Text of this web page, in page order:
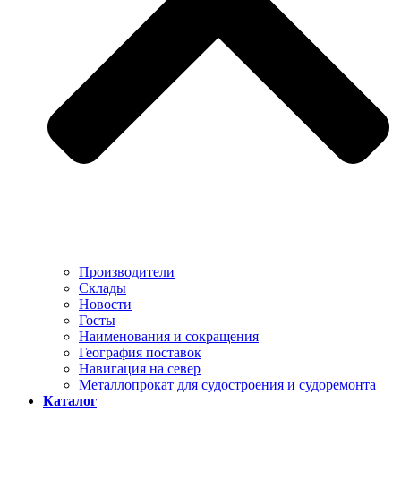
Производители
Склады
Новости
Госты
Наименования и сокращения
География поставок
Навигация на север
Металлопрокат для судостроения и судоремонта
Каталог